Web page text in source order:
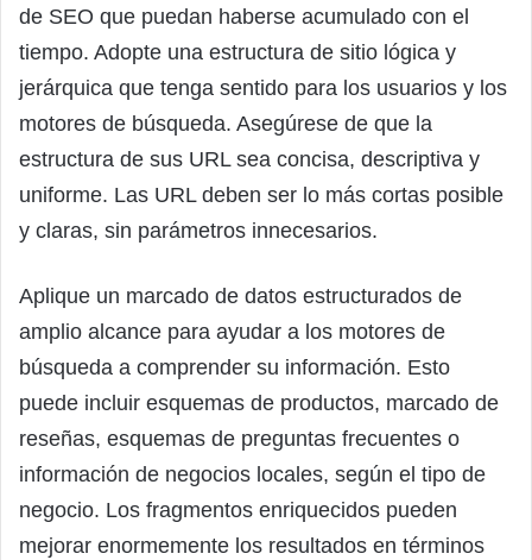
de SEO que puedan haberse acumulado con el
tiempo. Adopte una estructura de sitio lógica y
jerárquica que tenga sentido para los usuarios y los
motores de búsqueda. Asegúrese de que la
estructura de sus URL sea concisa, descriptiva y
uniforme. Las URL deben ser lo más cortas posible
y claras, sin parámetros innecesarios.
Aplique un marcado de datos estructurados de
amplio alcance para ayudar a los motores de
búsqueda a comprender su información. Esto
puede incluir esquemas de productos, marcado de
reseñas, esquemas de preguntas frecuentes o
información de negocios locales, según el tipo de
negocio. Los fragmentos enriquecidos pueden
mejorar enormemente los resultados en términos